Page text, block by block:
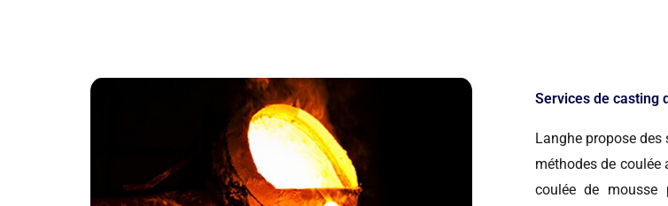
Services de casting
Langhe propose
méthodes de coulée
coulée de mousse